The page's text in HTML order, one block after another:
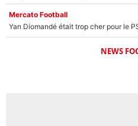
Mercato Football
NEWS